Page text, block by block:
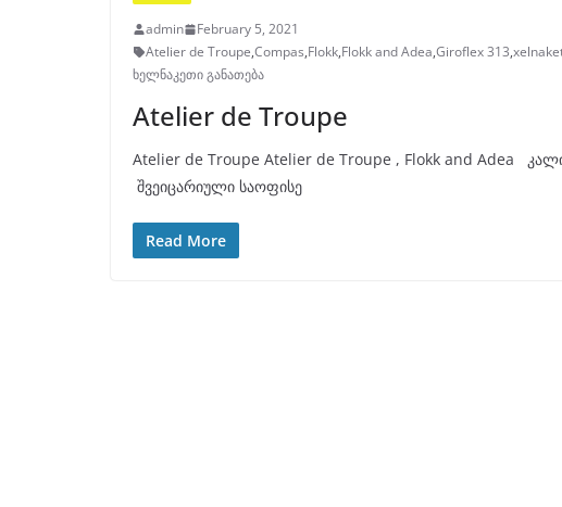
admin
February 5, 2021
Atelier de Troupe,Compas,Flokk,Flokk and Adea,Giroflex 313,
ხელნაკეთი განათება
Atelier de Troupe
Atelier de Troupe Atelier de Troupe , Flokk and Adea
შვეიცარიული საოფისე
Read More